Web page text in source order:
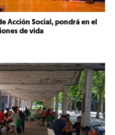
Acción Social, pondrá en el
de vida